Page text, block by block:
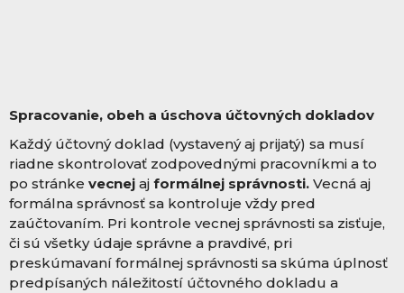
Spracovanie, obeh a úschova účtovných dokladov
Každý účtovný doklad (vystavený aj prijatý) sa musí
riadne skontrolovať zodpovednými pracovníkmi a to
po stránke vecnej aj formálnej správnosti. Vecná aj
formálna správnosť sa kontroluje vždy pred
zaúčtovaním. Pri kontrole vecnej správnosti sa zisťuje,
či sú všetky údaje správne a pravdivé, pri
preskúmavaní formálnej správnosti sa skúma úplnosť
predpísaných náležitostí účtovného dokladu a